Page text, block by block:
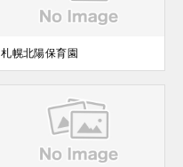
札幌北陽保育園